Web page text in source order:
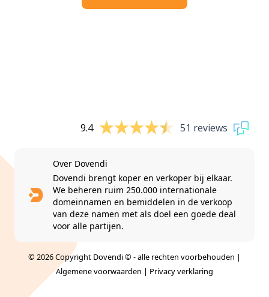
9.4 51 reviews
Over Dovendi
Dovendi brengt koper en verkoper bij elkaar.
We beheren ruim 250.000 internationale
domeinnamen en bemiddelen in de verkoop
van deze namen met als doel een goede deal
voor alle partijen.
© 2026 Copyright Dovendi © - alle rechten voorbehouden |
Algemene voorwaarden | Privacy verklaring